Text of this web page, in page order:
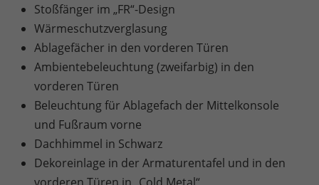
Stoßfänger im „FR“-Design
Wärmeschutzverglasung
Ablagefächer in den vorderen Türen
Ambientebeleuchtung (zweifarbig) in den
vorderen Türen
Beleuchtung für Ablagefach der Mittelkonsole
und Fußraum vorne
Dachhimmel in Schwarz
Dekoreinlage in der Armaturentafel und in den
vorderen Türen in „Cold Metal“